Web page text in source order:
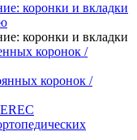
коронки и вкладки
коронки и вкладки
коронок /
коронок /